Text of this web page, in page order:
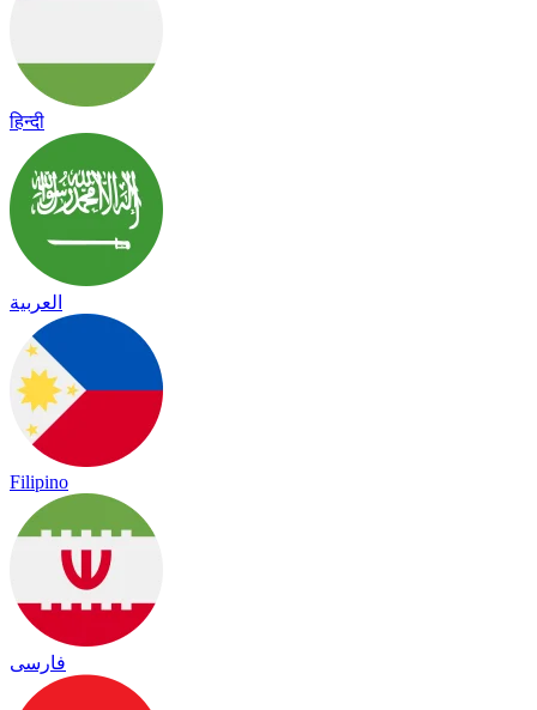
हिन्दी
العربية
Filipino
فارسی